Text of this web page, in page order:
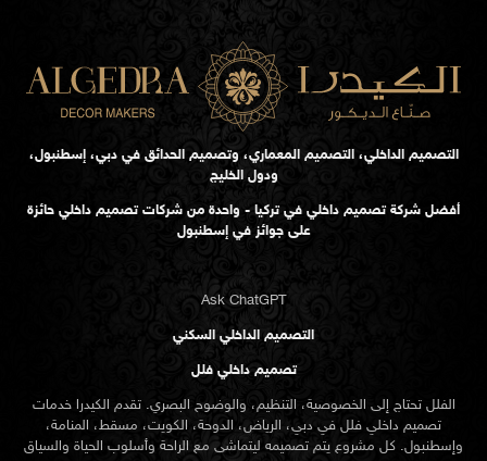
التصميم الداخلي، التصميم المعماري، وتصميم الحدائق في دبي، إسطنبول،
ودول الخليج
أفضل شركة تصميم داخلي في تركيا - واحدة من شركات تصميم داخلي حائزة
على جوائز في إسطنبول
Ask ChatGPT
التصميم الداخلي السكني
تصميم داخلي فلل
الفلل تحتاج إلى الخصوصية، التنظيم، والوضوح البصري. تقدم الكيدرا خدمات
تصميم داخلي فلل في دبي، الرياض، الدوحة، الكويت، مسقط، المنامة،
وإسطنبول. كل مشروع يتم تصميمه ليتماشى مع الراحة وأسلوب الحياة والسياق